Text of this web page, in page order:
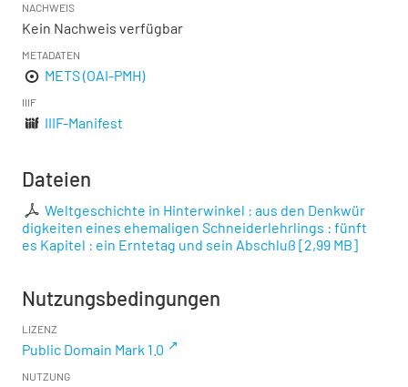
NACHWEIS
Kein Nachweis verfügbar
METADATEN
METS (OAI-PMH)
IIIF
IIIF-Manifest
Dateien
Weltgeschichte in Hinterwinkel : aus den Denkwür
digkeiten eines ehemaligen Schneiderlehrlings : fünft
es Kapitel : ein Erntetag und sein Abschluß [2,99 MB]
Nutzungsbedingungen
LIZENZ
Public Domain Mark 1.0
NUTZUNG